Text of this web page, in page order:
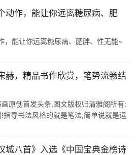
动作，能让你远离糖尿病、肥
，能让你远离糖尿病、肥胖、性无能~
赫，精品书作欣赏，笔势流畅结
原创首发头条,图文版权归清雅阁所有:
指导书法风格的就是笔法,简单说就是运
城八首》入选《中国宝典金榜诗